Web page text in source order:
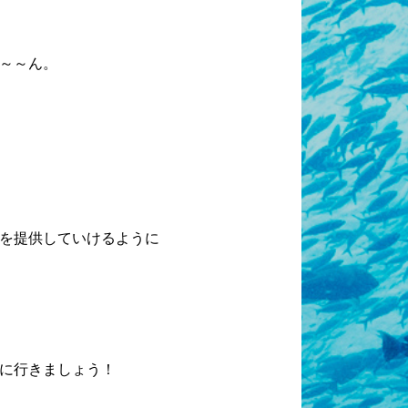
～ん。
提供していけるように
行きましょう！